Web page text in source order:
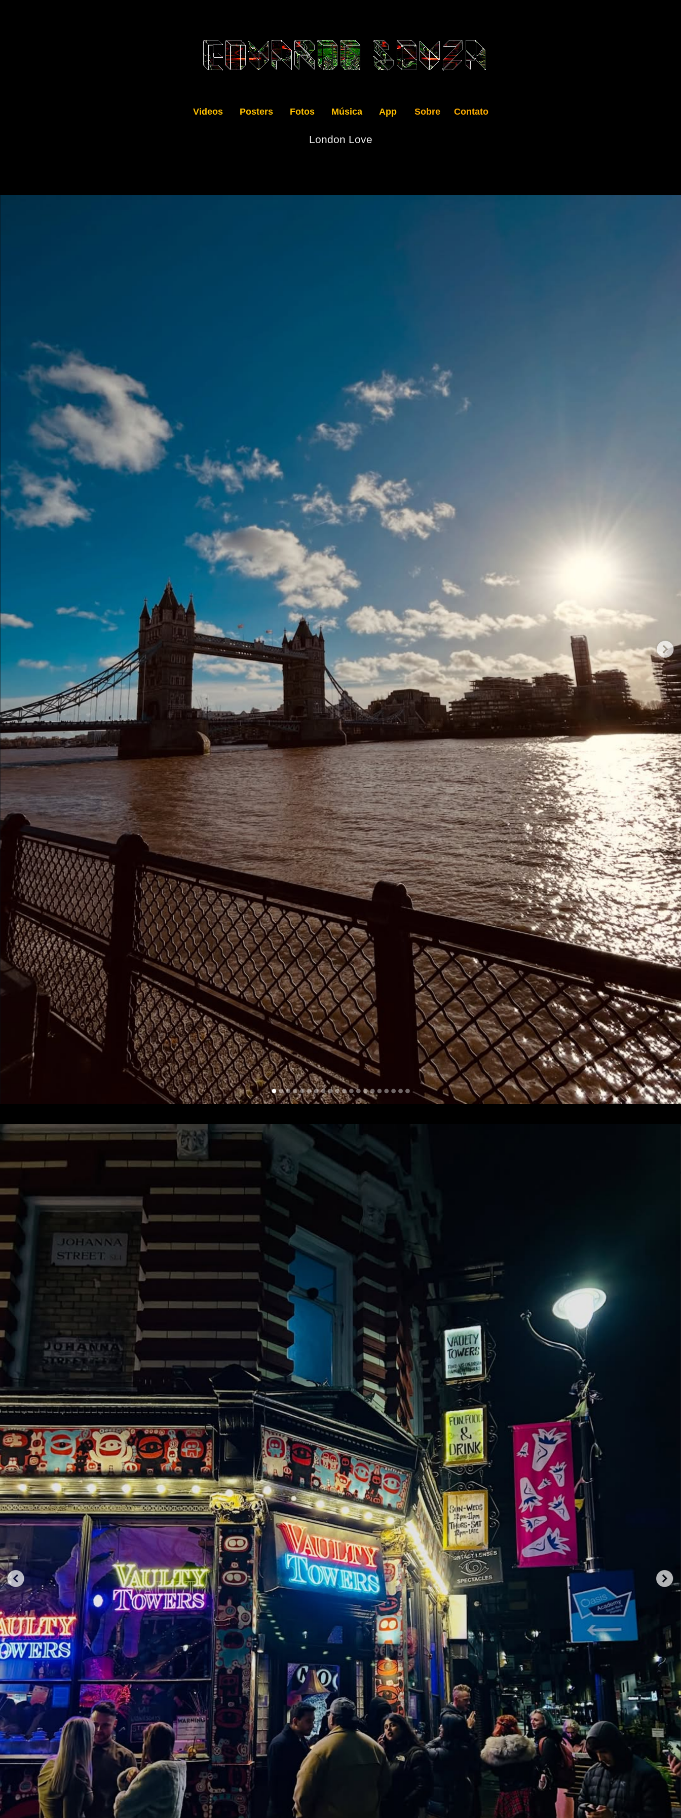
Videos Posters Fotos Música App Sobre Contato
London Love